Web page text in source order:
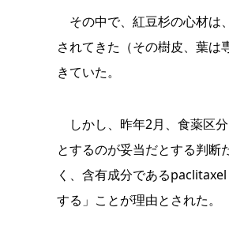
その中で、紅豆杉の心材は
されてきた（その樹皮、葉
きていた。
しかし、昨年2月、食薬区
とするのが妥当だとする判断
く、含有成分である
する」ことが理由とされた。